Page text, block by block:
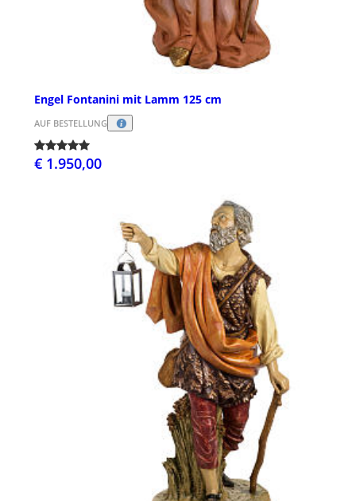
Engel Fontanini mit Lamm 125 cm
AUF BESTELLUNG
€ 1.950,00